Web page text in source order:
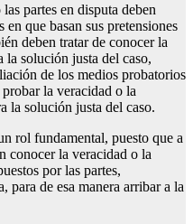
partes en disputa deben
que basan sus pretensiones
deben tratar de conocer la
la solución justa del caso,
de los medios probatorios
la veracidad o la
la solución justa del caso.
rol fundamental, puesto que a
conocer la veracidad o la
por las partes,
para de esa manera arribar a la